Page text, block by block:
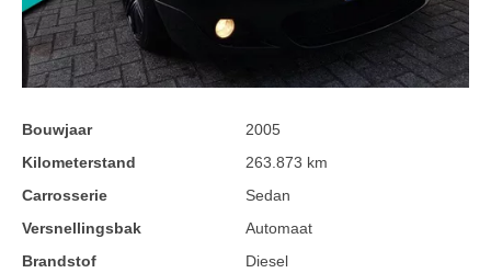
Bouwjaar
2005
Kilometerstand
263.873 km
Carrosserie
Sedan
Versnellingsbak
Automaat
Brandstof
Diesel